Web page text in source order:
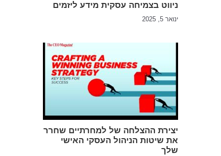
ניווט בצמיחה עסקית מידע ליזמים
ינואר 5, 2025
יצירת ההצלחה של למחרתיים שחרר
את שיטות הניהול העסקי האישי
שלך